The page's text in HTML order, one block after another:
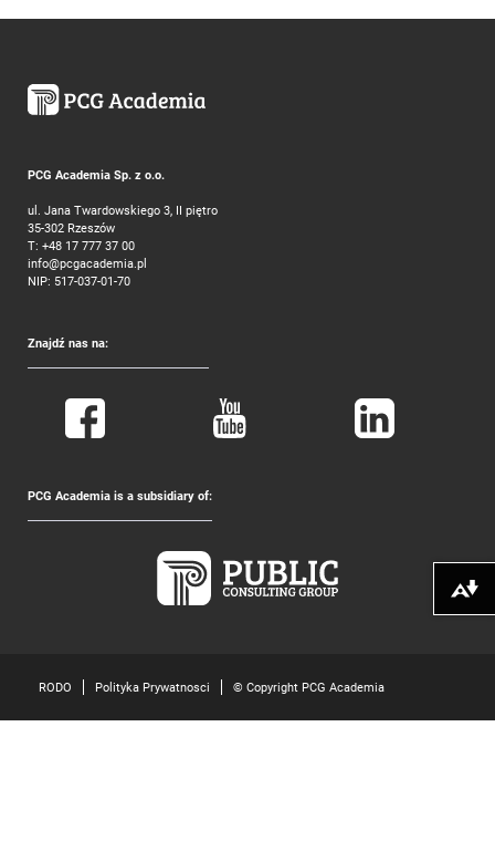
PCG Academia Sp. z o.o.
ul. Jana Twardowskiego 3, II piętro
35-302 Rzeszów
T: +48 17 777 37 00
info@pcgacademia.pl
NIP: 517-037-01-70
Znajdź nas na:
PCG Academia is a subsidiary of:
RODO Polityka Prywatnosci © Copyright PCG Academia
Pobierz